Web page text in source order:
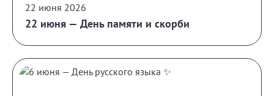
22 июня 2026
22 июня — День памяти и скорби